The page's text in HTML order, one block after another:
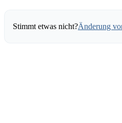
Stimmt etwas nicht?Änderung